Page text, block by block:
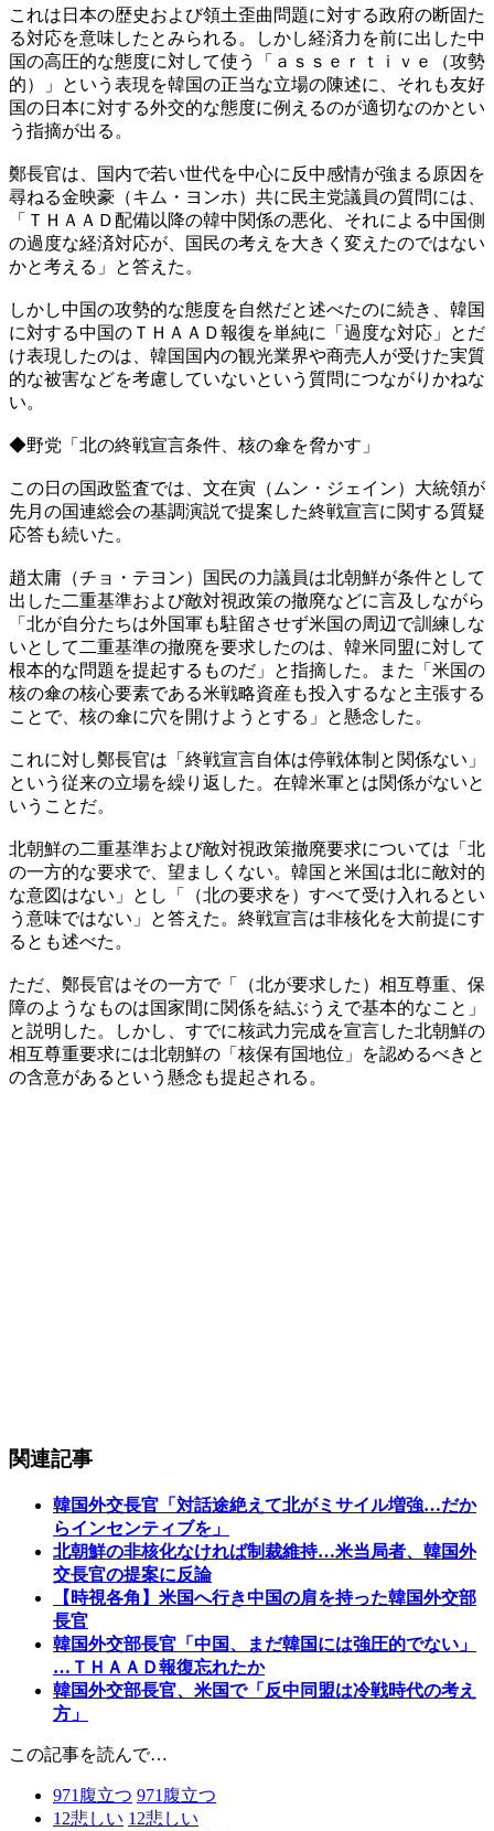
これは日本の歴史および領土歪曲問題に対する政府の断固た
る対応を意味したとみられる。しかし経済力を前に出した中
国の高圧的な態度に対して使う「ａｓｓｅｒｔｉｖｅ（攻勢
的）」という表現を韓国の正当な立場の陳述に、それも友好
国の日本に対する外交的な態度に例えるのが適切なのかとい
う指摘が出る。
鄭長官は、国内で若い世代を中心に反中感情が強まる原因を
尋ねる金映豪（キム・ヨンホ）共に民主党議員の質問には、
「ＴＨＡＡＤ配備以降の韓中関係の悪化、それによる中国側
の過度な経済対応が、国民の考えを大きく変えたのではない
かと考える」と答えた。
しかし中国の攻勢的な態度を自然だと述べたのに続き、韓国
に対する中国のＴＨＡＡＤ報復を単純に「過度な対応」とだ
け表現したのは、韓国国内の観光業界や商売人が受けた実質
的な被害などを考慮していないという質問につながりかねな
い。
◆野党「北の終戦宣言条件、核の傘を脅かす」
この日の国政監査では、文在寅（ムン・ジェイン）大統領が
先月の国連総会の基調演説で提案した終戦宣言に関する質疑
応答も続いた。
趙太庸（チョ・テヨン）国民の力議員は北朝鮮が条件として
出した二重基準および敵対視政策の撤廃などに言及しながら
「北が自分たちは外国軍も駐留させず米国の周辺で訓練しな
いとして二重基準の撤廃を要求したのは、韓米同盟に対して
根本的な問題を提起するものだ」と指摘した。また「米国の
核の傘の核心要素である米戦略資産も投入するなと主張する
ことで、核の傘に穴を開けようとする」と懸念した。
これに対し鄭長官は「終戦宣言自体は停戦体制と関係ない」
という従来の立場を繰り返した。在韓米軍とは関係がないと
いうことだ。
北朝鮮の二重基準および敵対視政策撤廃要求については「北
の一方的な要求で、望ましくない。韓国と米国は北に敵対的
な意図はない」とし「（北の要求を）すべて受け入れるとい
う意味ではない」と答えた。終戦宣言は非核化を大前提にす
るとも述べた。
ただ、鄭長官はその一方で「（北が要求した）相互尊重、保
障のようなものは国家間に関係を結ぶうえで基本的なこと」
と説明した。しかし、すでに核武力完成を宣言した北朝鮮の
相互尊重要求には北朝鮮の「核保有国地位」を認めるべきと
の含意があるという懸念も提起される。
関連記事
韓国外交長官「対話途絶えて北がミサイル増強…だか
らインセンティブを」
北朝鮮の非核化なければ制裁維持…米当局者、韓国外
交長官の提案に反論
【時視各角】米国へ行き中国の肩を持った韓国外交部
長官
韓国外交部長官「中国、まだ韓国には強圧的でない」
…ＴＨＡＡＤ報復忘れたか
韓国外交部長官、米国で「反中同盟は冷戦時代の考え
方」
この記事を読んで…
971 腹立つ 971 腹立つ
12悲しい 12悲しい